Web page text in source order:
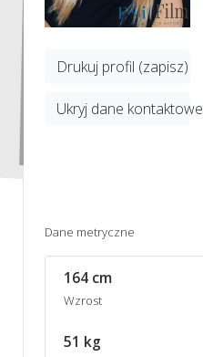
Drukuj profil (zapisz)
Ukryj dane kontaktowe
Dane metryczne
164 cm
Wzrost
51 kg